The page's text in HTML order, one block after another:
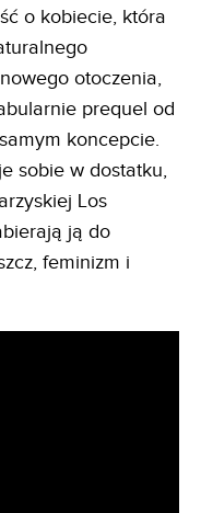
o kobiecie, która
otoczenia,
prequel od
koncepcie.
sobie w dostatku,
Los
ją do
feminizm i